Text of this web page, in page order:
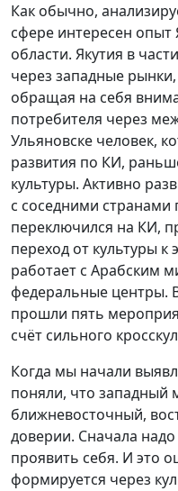
Как обычно,
сфере интересен опыт
области. Якутия в
через западные
обращая на себя
потребителя через
Ульяновске человек,
развития по КИ,
культуры. Активно
с соседними странами
переключился на КИ,
переход от культуры к
работает с Арабским
федеральные центры.
прошли пять
счёт сильного
Когда мы начали
поняли, что западный
ближневосточный,
доверии. Сначала
проявить себя. И это
формируется через